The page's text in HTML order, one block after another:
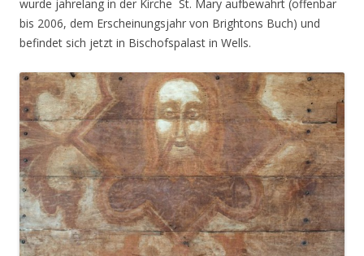
wurde jahrelang in der Kirche St. Mary aufbewahrt (offenbar
bis 2006, dem Erscheinungsjahr von Brightons Buch) und
befindet sich jetzt in Bischofspalast in Wells.